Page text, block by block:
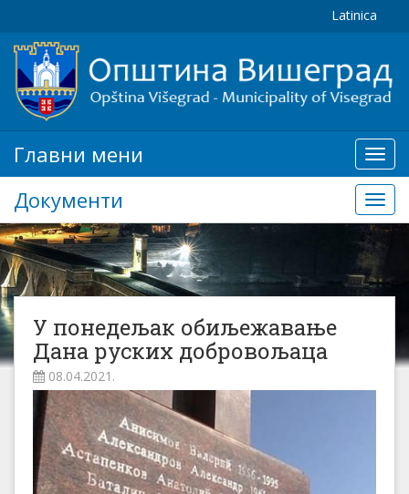
Latinica
мени
Главни мени
Документи
У понедељак обиљежавање
Дана руских добровољаца
08.04.2021.